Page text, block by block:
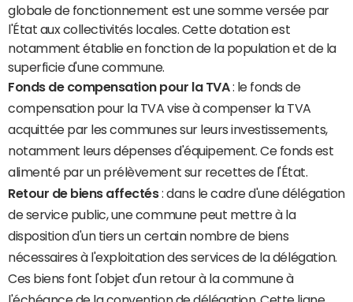
globale de fonctionnement est une somme versée par
l'État aux collectivités locales. Cette dotation est
notamment établie en fonction de la population et de la
superficie d'une commune.
Fonds de compensation pour la TVA: le fonds de
compensation pour la TVA vise à compenser la TVA
acquittée par les communes sur leurs investissements,
notamment leurs dépenses d'équipement. Ce fonds est
alimenté par un prélèvement sur recettes de l'État.
Retour de biens affectés: dans le cadre d'une délégation
de service public, une commune peut mettre à la
disposition d'un tiers un certain nombre de biens
nécessaires à l'exploitation des services de la délégation.
Ces biens font l'objet d'un retour à la commune à